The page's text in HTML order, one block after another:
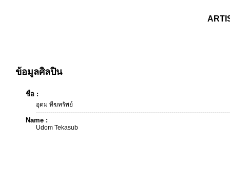
ข้อมูลศิลปิน
ชื่อ :
อุดม ทีฆทรัพย์
Name :
Udom Tekasub